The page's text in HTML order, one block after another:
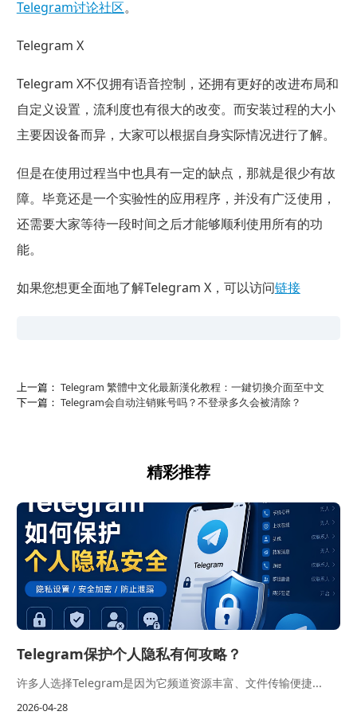
Telegram讨论社区。
Telegram X
Telegram X不仅拥有语音控制，还拥有更好的改进布局和
自定义设置，流利度也有很大的改变。而安装过程的大小
主要因设备而异，大家可以根据自身实际情况进行了解。
但是在使用过程当中也具有一定的缺点，那就是很少有故
障。毕竟还是一个实验性的应用程序，并没有广泛使用，
还需要大家等待一段时间之后才能够顺利使用所有的功
能。
如果您想更全面地了解Telegram X，可以访问链接
上一篇： Telegram 繁體中文化最新漢化教程：一鍵切換介面至中文
下一篇： Telegram会自动注销账号吗？不登录多久会被清除？
精彩推荐
Telegram保护个人隐私有何攻略？
许多人选择Telegram是因为它频道资源丰富、文件传输便捷...
2026-04-28